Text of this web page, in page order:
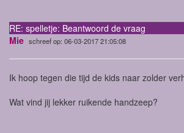
RE: spelletje: Beantwoord de vraag
Mie schreef op: 06-03-2017 21:05:08
Ik hoop tegen die tijd de kids naar zolder
Wat vind jij lekker ruikende handzeep?